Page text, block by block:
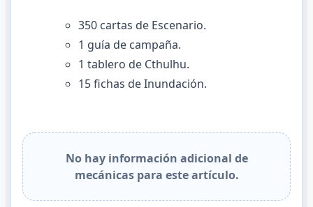
350 cartas de Escenario.
1 guía de campaña.
1 tablero de Cthulhu.
15 fichas de Inundación.
No hay información adicional de
mecánicas para este artículo.